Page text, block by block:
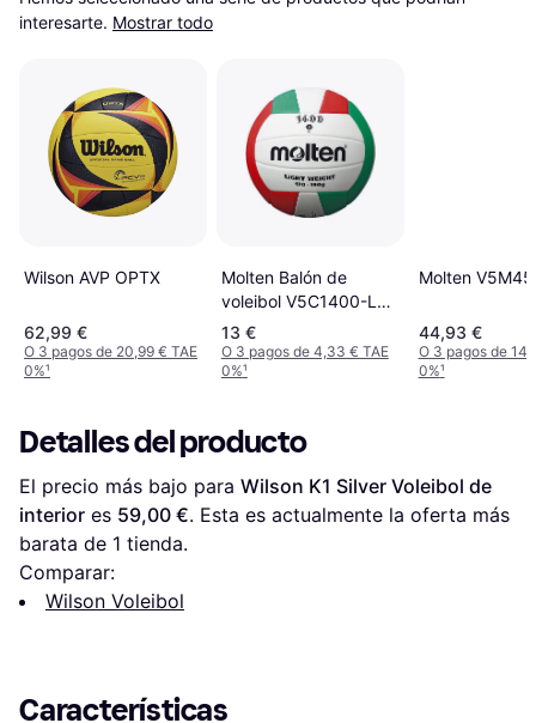
interesarte. Mostrar todo
Wilson AVP OPTX
62,99 €
O 3 pagos de 20,99 € TAE
0%¹
Molten Balón de
voleibol V5C1400-L
Blanco
13 €
O 3 pagos de 4,33 € TAE
0%¹
Molten
44,93 €
O 3 pagos de
0%¹
Detalles del producto
El precio más bajo para Wilson K1 Silver Voleibol de
interior es 59,00 €. Esta es actualmente la oferta más
barata de 1 tienda.
Comparar:
Wilson Voleibol
Características